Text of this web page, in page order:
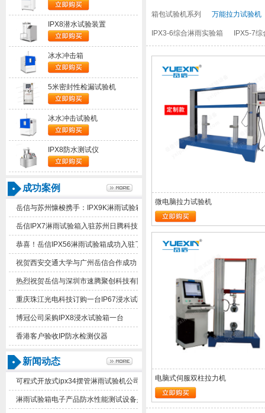
IPX8潜水试验装置
冰水冲击箱
5米密封性检漏试验机
冰水冲击试验机
IPX8防水测试仪
成功案例
岳信与苏州慷梭携手：IPX9K淋雨试验箱助力品质提升
岳信IPX7淋雨试验箱入驻苏州日腾科技！
恭喜！岳信IPX56淋雨试验箱成功入驻了苏州德仕耐五金
祝贺西安交通大学与广州岳信合作成功！
热烈祝贺岳信与深圳市速腾聚创科技有限公司合作成功！
重庆珠江光电科技订购一台IP67浸水试验箱
博冠公司采购IPX8浸水试验箱一台
香港客户验收IP防水检测仪器
新闻动态
可程式开放式ipx34摆管淋雨试验机公司有几家值得推荐
淋雨试验箱电子产品防水性能测试设备是什么东西？
箱包试验机系列 万能拉力试验机
IPX3-6综合淋雨实验箱 IPX5-7
微电脑拉力试验机
电脑式伺服双柱拉力机